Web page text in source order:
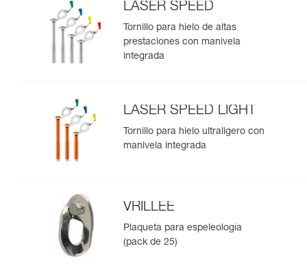
LASER SPEED
Tornillo para hielo de altas
prestaciones con manivela
integrada
LASER SPEED LIGHT
Tornillo para hielo ultraligero con
manivela integrada
VRILLEE
Plaqueta para espeleología
(pack de 25)